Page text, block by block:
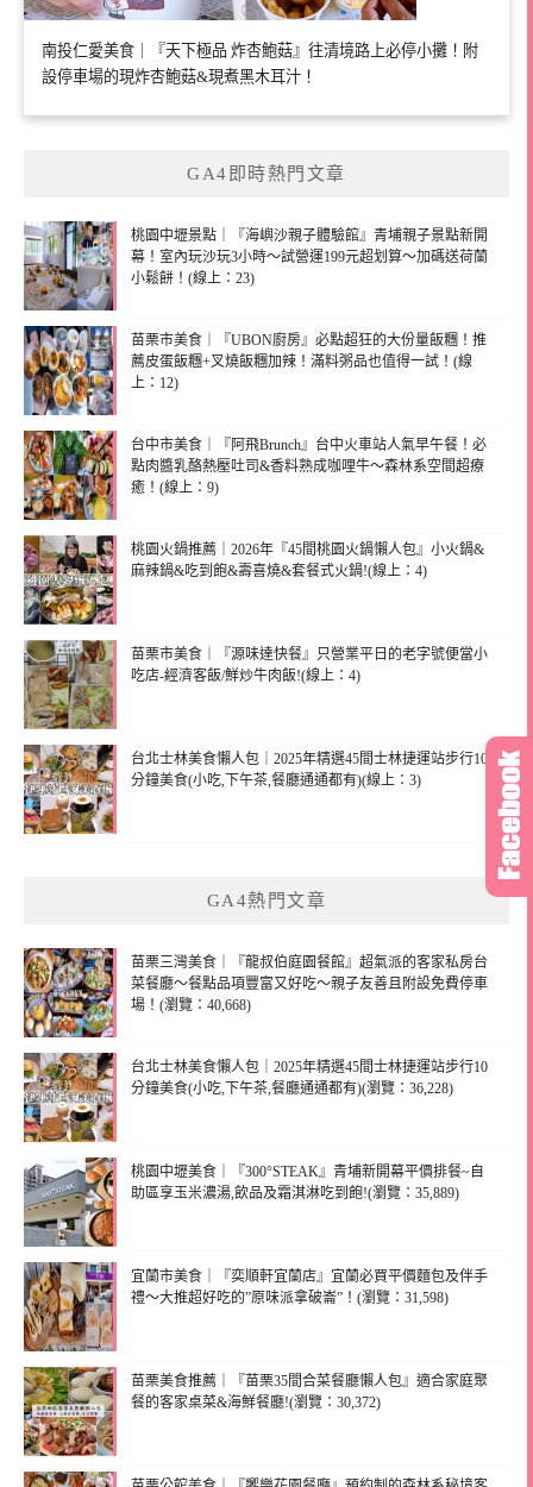
南投仁愛美食｜『天下極品 炸杏鮑菇』往清境路上必停小攤！附
設停車場的現炸杏鮑菇&現煮黑木耳汁！
GA4即時熱門文章
桃園中壢景點｜『海嶼沙親子體驗館』青埔親子景點新開
幕！室內玩沙玩3小時～試營運199元超划算～加碼送荷蘭
小鬆餅！(線上：23)
苗栗市美食｜『UBON廚房』必點超狂的大份量飯糰！推
薦皮蛋飯糰+叉燒飯糰加辣！滿料粥品也值得一試！(線
上：12)
台中市美食｜『阿飛Brunch』台中火車站人氣早午餐！必
點肉醬乳酪熱壓吐司&香料熟成咖哩牛～森林系空間超療
癒！(線上：9)
桃園火鍋推薦｜2026年『45間桃園火鍋懶人包』小火鍋&
麻辣鍋&吃到飽&壽喜燒&套餐式火鍋!(線上：4)
苗栗市美食｜『源味達快餐』只營業平日的老字號便當小
吃店-經濟客飯/鮮炒牛肉飯!(線上：4)
台北士林美食懶人包｜2025年精選45間士林捷運站步行10
分鐘美食(小吃,下午茶,餐廳通通都有)(線上：3)
GA4熱門文章
苗栗三灣美食｜『龍叔伯庭園餐館』超氣派的客家私房台
菜餐廳～餐點品項豐富又好吃～親子友善且附設免費停車
場！(瀏覽：40,668)
台北士林美食懶人包｜2025年精選45間士林捷運站步行10
分鐘美食(小吃,下午茶,餐廳通通都有)(瀏覽：36,228)
桃園中壢美食｜『300°STEAK』青埔新開幕平價排餐~自
助區享玉米濃湯,飲品及霜淇淋吃到飽!(瀏覽：35,889)
宜蘭市美食｜『奕順軒宜蘭店』宜蘭必買平價麵包及伴手
禮～大推超好吃的”原味派拿破崙”！(瀏覽：31,598)
苗栗美食推薦｜『苗栗35間合菜餐廳懶人包』適合家庭聚
餐的客家桌菜&海鮮餐廳!(瀏覽：30,372)